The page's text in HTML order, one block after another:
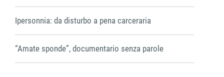
Ipersonnia: da disturbo a pena carceraria
“Amate sponde”, documentario senza parole